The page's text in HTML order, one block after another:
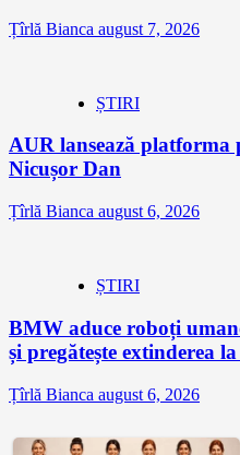
Țîrlă Bianca august 7, 2026
ȘTIRI
AUR lansează platforma
Nicușor Dan
Țîrlă Bianca august 6, 2026
ȘTIRI
BMW aduce roboți
și pregătește extinderea
Țîrlă Bianca august 6, 2026